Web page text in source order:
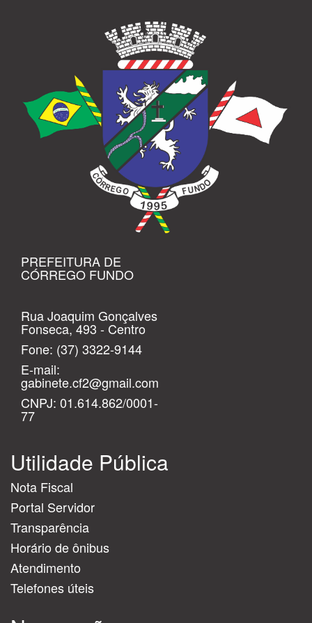
PREFEITURA DE
CÓRREGO FUNDO
Rua Joaquim Gonçalves
Fonseca, 493 - Centro
Fone: (37) 3322-9144
E-mail:
gabinete.cf2@gmail.com
CNPJ: 01.614.862/0001-
77
Utilidade Pública
Nota Fiscal
Portal Servidor
Transparência
Horário de ônibus
Atendimento
Telefones úteis